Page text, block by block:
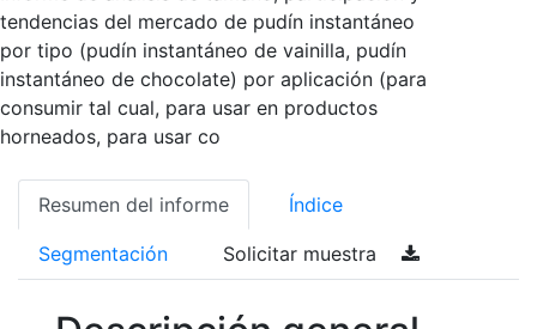
tendencias del mercado de pudín instantáneo
por tipo (pudín instantáneo de vainilla, pudín
instantáneo de chocolate) por aplicación (para
consumir tal cual, para usar en productos
horneados, para usar co
Resumen del informe Índice
Segmentación Solicitar muestra